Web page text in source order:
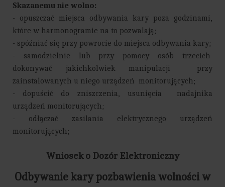
Skazanemu nie wolno:
- opuszczać miejsca odbywania kary poza godzinami,
które w harmonogramie na to pozwalają;
- spóźniać się przy powrocie do miejsca odbywania kary;
- samodzielnie lub przy pomocy osób trzecich
dokonywać jakichkolwiek manipulacji przy
zainstalowanych u niego urządzeń monitorujących;
- dopuścić do zniszczenia, usunięcia nadajnika
urządzeń monitorujących;
- odłączać zasilania elektrycznego urządzeń
monitorujących;
Wniosek o Dozór Elektroniczny
Odbywanie kary pozbawienia wolności w